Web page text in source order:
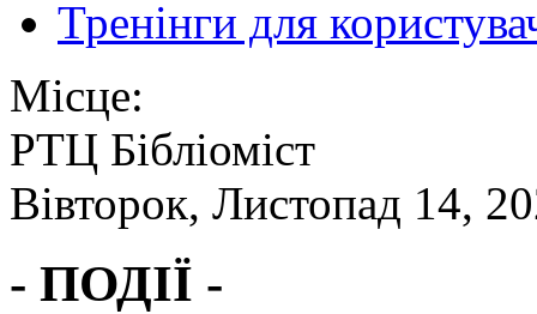
Тренінги для
Місце:
РТЦ Бібліоміст
Вівторок, Листопад 14,
- ПОДІЇ -